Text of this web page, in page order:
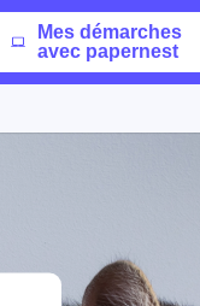
Mes démarches
avec papernest